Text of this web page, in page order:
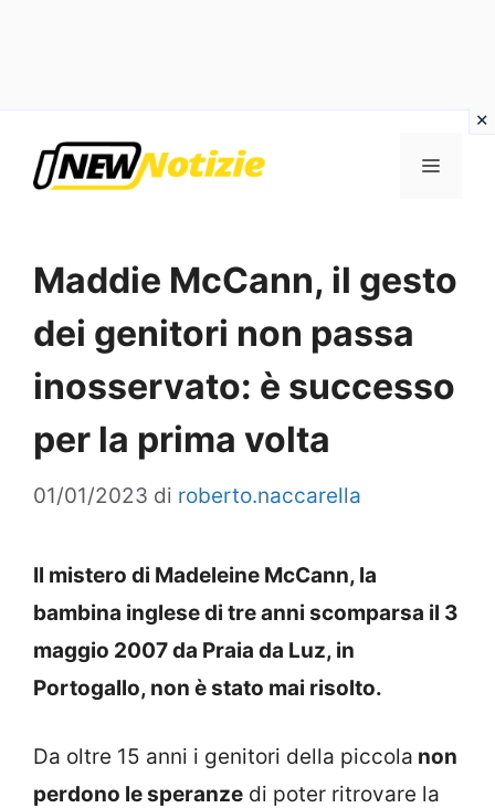
Menu
Maddie McCann, il gesto
dei genitori non passa
inosservato: è successo
per la prima volta
01/01/2023 di roberto.naccarella
Il mistero di Madeleine McCann, la
bambina inglese di tre anni scomparsa il 3
maggio 2007 da Praia da Luz, in
Portogallo, non è stato mai risolto.
Da oltre 15 anni i genitori della piccola non
perdono le speranze di poter ritrovare la